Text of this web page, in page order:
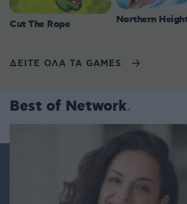
Cut The Rope Northern
ΔΕΙΤΕ ΟΛΑ ΤΑ GAMES
Best of Network